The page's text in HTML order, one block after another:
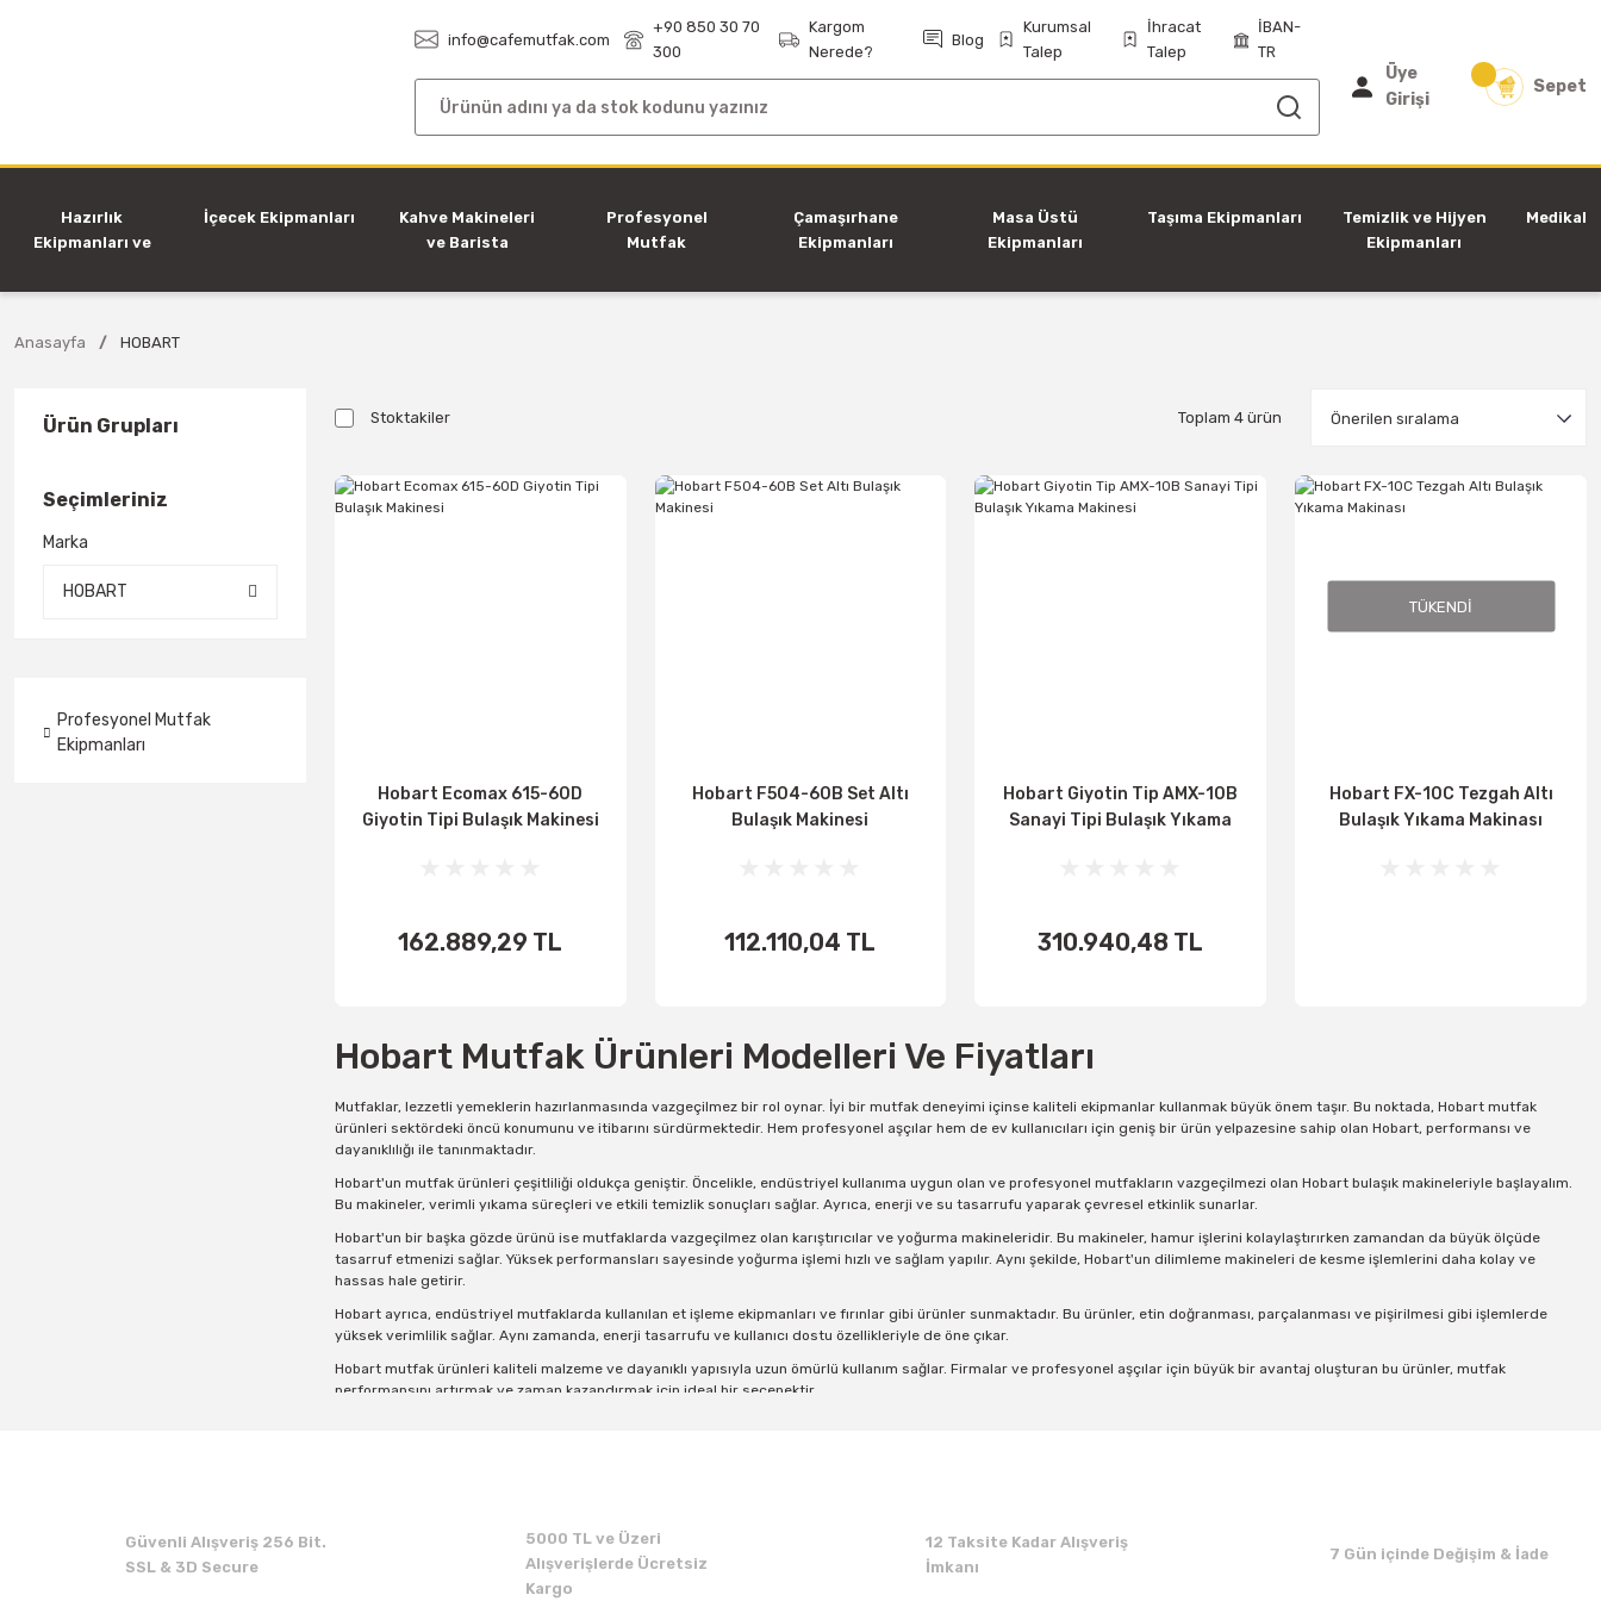
info@cafemutfak.com
+90 850 30 70
300
Kargom
Nerede?
Blog
Kurumsal
Talep
İhracat
Talep
İBAN-
TR
Üye
Girişi
Sepet
Hazırlık
Ekipmanları ve
İçecek Ekipmanları
Kahve Makineleri
ve Barista
Profesyonel
Mutfak
Çamaşırhane
Ekipmanları
Masa Üstü
Ekipmanları
Taşıma Ekipmanları
Temizlik ve Hijyen
Ekipmanları
Medikal
Anasayfa HOBART
Ürün Grupları
Seçimleriniz
Marka
HOBART
Profesyonel Mutfak
Ekipmanları
Stoktakiler Toplam 4 ürün
Hobart Ecomax 615-60D
Giyotin Tipi Bulaşık Makinesi
162.889,29 TL
SEPETE
Hobart F504-60B Set Altı
Bulaşık Makinesi
112.110,04 TL
SEPETE
Hobart Giyotin Tip AMX-10B
Sanayi Tipi Bulaşık Yıkama
310.940,48 TL
SEPETE
TÜKENDİ
Hobart FX-10C Tezgah Altı
Bulaşık Yıkama Makinası
Hobart Mutfak Ürünleri Modelleri Ve Fiyatları
Mutfaklar, lezzetli yemeklerin hazırlanmasında vazgeçilmez bir rol oynar. İyi bir mutfak deneyimi içinse kaliteli ekipmanlar kullanmak büyük önem taşır. Bu noktada, Hobart mutfak
ürünleri sektördeki öncü konumunu ve itibarını sürdürmektedir. Hem profesyonel aşçılar hem de ev kullanıcıları için geniş bir ürün yelpazesine sahip olan Hobart, performansı ve
dayanıklılığı ile tanınmaktadır.
Hobart'un mutfak ürünleri çeşitliliği oldukça geniştir. Öncelikle, endüstriyel kullanıma uygun olan ve profesyonel mutfakların vazgeçilmezi olan Hobart bulaşık makineleriyle başlayalım.
Bu makineler, verimli yıkama süreçleri ve etkili temizlik sonuçları sağlar. Ayrıca, enerji ve su tasarrufu yaparak çevresel etkinlik sunarlar.
Hobart'un bir başka gözde ürünü ise mutfaklarda vazgeçilmez olan karıştırıcılar ve yoğurma makineleridir. Bu makineler, hamur işlerini kolaylaştırırken zamandan da büyük ölçüde
tasarruf etmenizi sağlar. Yüksek performansları sayesinde yoğurma işlemi hızlı ve sağlam yapılır. Aynı şekilde, Hobart'un dilimleme makineleri de kesme işlemlerini daha kolay ve
hassas hale getirir.
Hobart ayrıca, endüstriyel mutfaklarda kullanılan et işleme ekipmanları ve fırınlar gibi ürünler sunmaktadır. Bu ürünler, etin doğranması, parçalanması ve pişirilmesi gibi işlemlerde
yüksek verimlilik sağlar. Aynı zamanda, enerji tasarrufu ve kullanıcı dostu özellikleriyle de öne çıkar.
Hobart mutfak ürünleri kaliteli malzeme ve dayanıklı yapısıyla uzun ömürlü kullanım sağlar. Firmalar ve profesyonel aşçılar için büyük bir avantaj oluşturan bu ürünler, mutfak
performansını artırmak ve zaman kazandırmak için ideal bir seçenektir.
Hobart, mutfak ekipmanları konusunda dünya genelinde ün kazanmış bir markadır. Profesyonel aşçılar arasında tercih edilen yüksek kaliteli ürünleriyle tanınır. Hobart'ın mutfak ürünleri,
şaşırtıcı işlevselliği ve sonsuz dayanıklılığıyla sektörde öne çıkar.
Hobart'ın mutfak ekipmanları, patlamaya dayanıklı yapıları ve benzersiz tasarımlarıyla dikkat çeker. Bu ürünler, aşırı kullanım koşullarında bile güvenilir bir şekilde çalışır ve aşçılara hızlı
Güvenli Alışveriş 256 Bit.
SSL & 3D Secure
5000 TL ve Üzeri
Alışverişlerde Ücretsiz
Kargo
12 Taksite Kadar Alışveriş
İmkanı
7 Gün içinde Değişim & İade